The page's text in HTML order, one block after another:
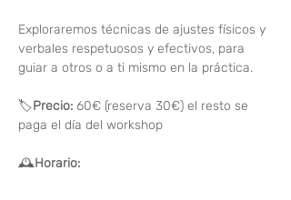
Exploraremos técnicas de ajustes físicos y
verbales respetuosos y efectivos, para
guiar a otros o a ti mismo en la práctica.
🏷️Precio: 60€ (reserva 30€) el resto se
paga el día del workshop
🕰️Horario: